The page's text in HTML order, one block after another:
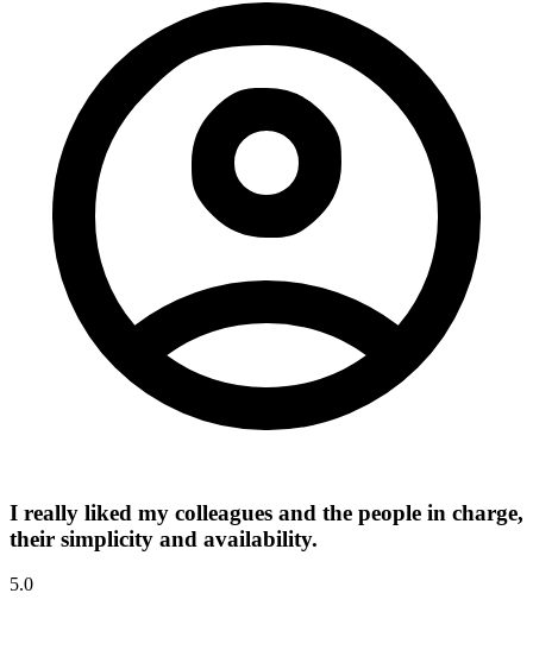
I really liked my colleagues and the people in charge,
their simplicity and availability.
5.0